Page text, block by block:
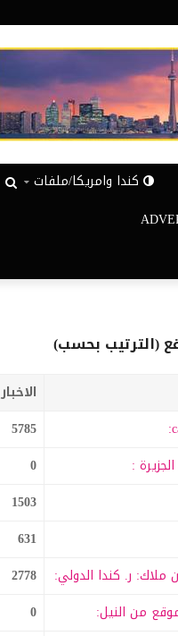
كندا وامريكا/ملفات
(الترتيب بحسب)
الاخبار
5785
:
0
1503
631
ملاك: ر. كندا الدولي:
2778
من النيل:
0